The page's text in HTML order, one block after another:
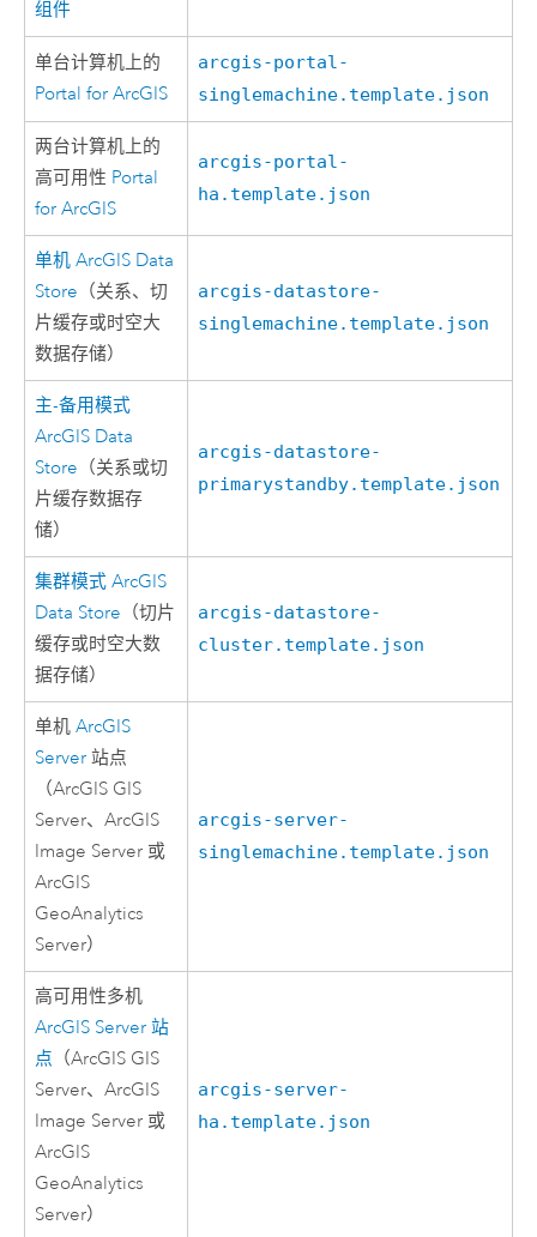
组件
单台计算机上的
Portal for ArcGIS
arcgis-portal-
singlemachine.template.json
两台计算机上的
高可用性 Portal
for ArcGIS
arcgis-portal-
ha.template.json
单机ArcGIS Data
Store （关系、切
片缓存或时空大
数据存储）
arcgis-datastore-
singlemachine.template.json
主-备用模式
ArcGIS Data
Store （关系或切
片缓存数据存
储）
arcgis-datastore-
primarystandby.template.json
集群模式ArcGIS
Data Store （切片
缓存或时空大数
据存储）
arcgis-datastore-
cluster.template.json
单机ArcGIS
Server 站点
（ArcGIS GIS
Server、ArcGIS
Image Server 或
ArcGIS
GeoAnalytics
Server）
arcgis-server-
singlemachine.template.json
高可用性多机
ArcGIS Server 站
点 （ArcGIS GIS
Server、ArcGIS
Image Server 或
ArcGIS
GeoAnalytics
Server）
arcgis-server-
ha.template.json